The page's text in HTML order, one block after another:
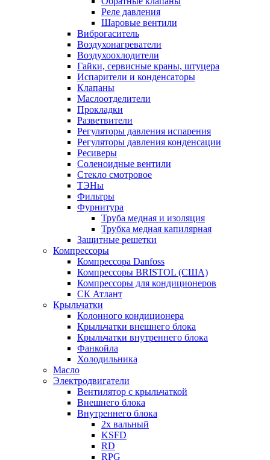
Реле давления
Шаровые вентили
Виброгаситель
Воздухонагреватели
Воздухоохлодители
Гайки, сервисные краны, штуцера
Испарители и конденсаторы
Клапаны
Маслоотделители
Прокладки
Разветвители
Регуляторы давления испарения
Регуляторы давления конденсации
Ресиверы
Соленоидные вентили
Стекло смотровое
ТЭНы
Фильтры
Фурнитура
Труба медная и изоляция
Трубка медная капилярная
Защитные решетки
Компрессоры
Компрессора Danfoss
Компрессоры BRISTOL (США)
Компрессоры для кондиционеров
СК Атлант
Крыльчатки
Колонного кондиционера
Крыльчатки внешнего блока
Крыльчатки внутреннего блока
Фанкойла
Холодильника
Масло
Электродвигатели
Вентилятор с крыльчаткой
Внешнего блока
Внутреннего блока
2х вальный
KSFD
RD
RPG